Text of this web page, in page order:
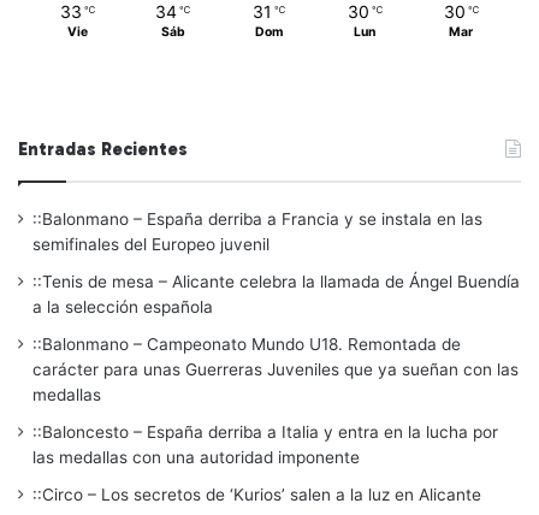
33 ℃
Vie
34 ℃
Sáb
31 ℃
Dom
30 ℃
Lun
30 ℃
Mar
Entradas Recientes
::Balonmano – España derriba a Francia y se instala en las
semifinales del Europeo juvenil
::Tenis de mesa – Alicante celebra la llamada de Ángel Buendía
a la selección española
::Balonmano – Campeonato Mundo U18. Remontada de
carácter para unas Guerreras Juveniles que ya sueñan con las
medallas
::Baloncesto – España derriba a Italia y entra en la lucha por
las medallas con una autoridad imponente
::Circo – Los secretos de ‘Kurios’ salen a la luz en Alicante